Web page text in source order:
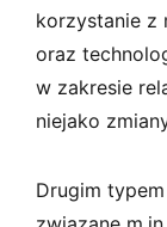
korzystanie z
oraz
w zakresie
niejako
Drugim